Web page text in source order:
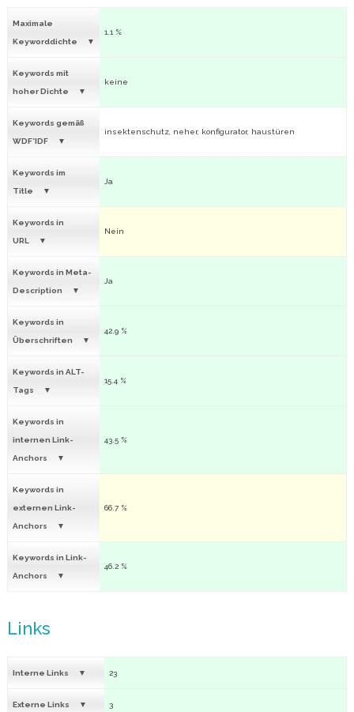
Maximale
Keyworddichte
1.1 %
Keywords mit
hoher Dichte
keine
Keywords gemäß
WDF*IDF
insektenschutz, neher, konfigurator, haustüren
Keywords im
Title
Ja
Keywords in
URL
Nein
Keywords in Meta-
Description
Ja
Keywords in
Überschriften
42.9 %
Keywords in ALT-
Tags
15.4 %
Keywords in
internen Link-
Anchors
43.5 %
Keywords in
externen Link-
Anchors
66.7 %
Keywords in Link-
Anchors
46.2 %
Links
Interne Links 23
Externe Links 3